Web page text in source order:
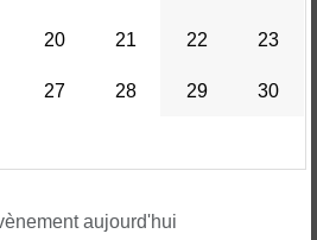
20 21 22 23
27 28 29 30
aujourd'hui